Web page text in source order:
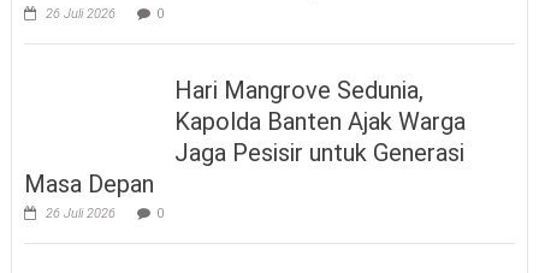
26 Juli 2026 0
Hari Mangrove Sedunia,
Kapolda Banten Ajak Warga
Jaga Pesisir untuk Generasi
Masa Depan
26 Juli 2026 0